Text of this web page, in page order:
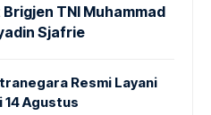
TNI Muhammad
Sjafrie
Resmi Layani
Agustus